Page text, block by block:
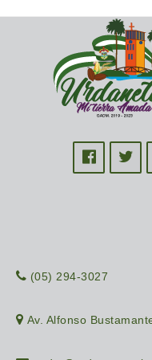
(05) 294-3027
Av. Alfonso